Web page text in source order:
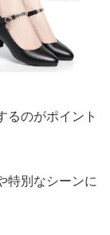
るのがポイント
特別なシーンに